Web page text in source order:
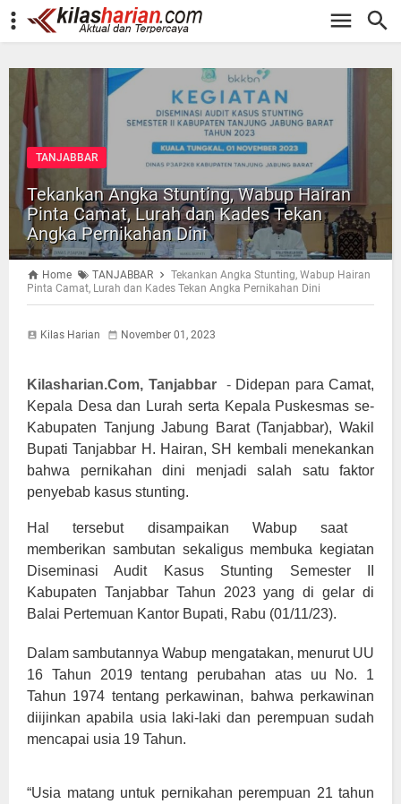
-->
TANJABBAR
Tekankan Angka Stunting, Wabup Hairan
Pinta Camat, Lurah dan Kades Tekan
Angka Pernikahan Dini
Home TANJABBAR
Tekankan Angka Stunting, Wabup Hairan
Pinta Camat, Lurah dan Kades Tekan Angka Pernikahan Dini
Kilas Harian November 01, 2023
Kilasharian.Com, Tanjabbar- Didepan para Camat,
Kepala Desa dan Lurah serta Kepala Puskesmas se-
Kabupaten Tanjung Jabung Barat (Tanjabbar), Wakil
Bupati Tanjabbar H. Hairan, SH kembali menekankan
bahwa pernikahan dini menjadi salah satu faktor
penyebab kasus stunting.
Hal tersebut disampaikan Wabup saat
memberikan sambutan sekaligus membuka kegiatan
Diseminasi Audit Kasus Stunting Semester II
Kabupaten Tanjabbar Tahun 2023 yang di gelar di
Balai Pertemuan Kantor Bupati, Rabu (01/11/23).
Dalam sambutannya Wabup mengatakan, menurut UU
16 Tahun 2019 tentang perubahan atas uu No. 1
Tahun 1974 tentang perkawinan, bahwa perkawinan
diijinkan apabila usia laki-laki dan perempuan sudah
mencapai usia 19 Tahun.
“Usia matang untuk pernikahan perempuan 21 tahun